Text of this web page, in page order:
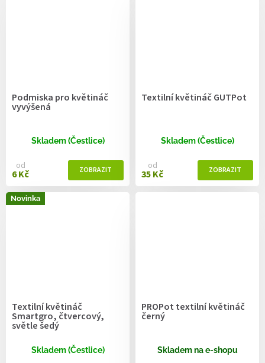
Podmiska pro květináč
vyvýšená
Skladem (Čestlice)
od
6 Kč
Textilní květináč GUTPot
Skladem (Čestlice)
od
35 Kč
Novinka
Textilní květináč
Smartgro, čtvercový,
světle šedý
Skladem (Čestlice)
PROPot textilní květináč
černý
Skladem na e-shopu